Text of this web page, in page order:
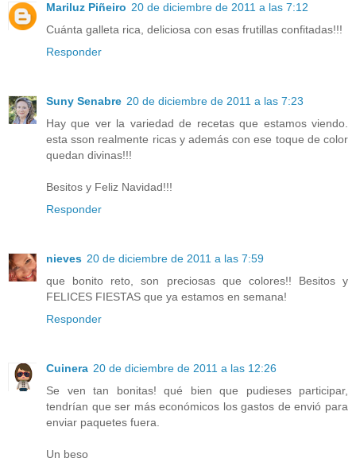
Mariluz Piñeiro 20 de diciembre de 2011 a las 7:12
Cuánta galleta rica, deliciosa con esas frutillas confitadas!!!
Responder
Suny Senabre 20 de diciembre de 2011 a las 7:23
Hay que ver la variedad de recetas que estamos viendo.
esta sson realmente ricas y además con ese toque de color
quedan divinas!!!
Besitos y Feliz Navidad!!!
Responder
nieves 20 de diciembre de 2011 a las 7:59
que bonito reto, son preciosas que colores!! Besitos y
FELICES FIESTAS que ya estamos en semana!
Responder
Cuinera 20 de diciembre de 2011 a las 12:26
Se ven tan bonitas! qué bien que pudieses participar,
tendrían que ser más económicos los gastos de envió para
enviar paquetes fuera.
Un beso